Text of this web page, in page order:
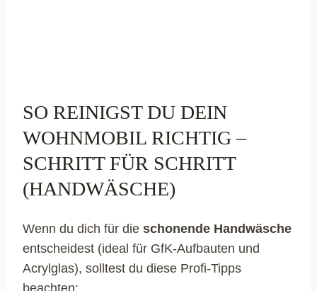
SO REINIGST DU DEIN
WOHNMOBIL RICHTIG –
SCHRITT FÜR SCHRITT
(HANDWÄSCHE)
Wenn du dich für die schonende Handwäsche
entscheidest (ideal für GfK-Aufbauten und
Acrylglas), solltest du diese Profi-Tipps
beachten: